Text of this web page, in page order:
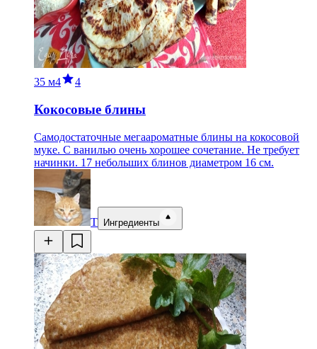
35 м4 4
Кокосовые блины
Самодостаточные мегаароматные блины на кокосовой
муке. С ванилью очень хорошее сочетание. Не требует
начинки. 17 небольших блинов диаметром 16 см.
Т Ингредиенты